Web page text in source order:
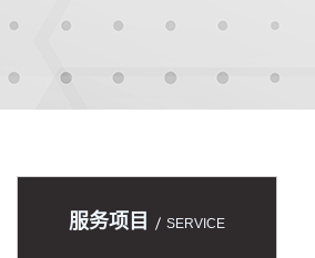
服务项目 SERVICE